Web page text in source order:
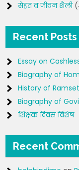
सेहत व जीवन शैली
Recent Posts
Essay on
Biography of
History of
Biography of
शिक्षक दिवस विशेष
Recent